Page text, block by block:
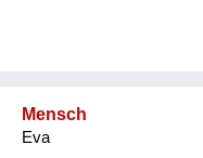
Mensch
Eva